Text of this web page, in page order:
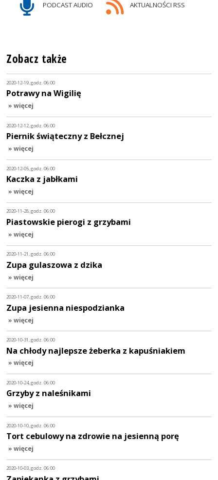
PODCAST AUDIO AKTUALNOŚCI RSS
Zobacz także
2020-12-19, godz. 06:00
Potrawy na Wigilię
» więcej
2020-12-12, godz. 06:00
Piernik świąteczny z Bełcznej
» więcej
2020-12-05, godz. 06:00
Kaczka z jabłkami
» więcej
2020-11-28, godz. 06:00
Piastowskie pierogi z grzybami
» więcej
2020-11-21, godz. 06:00
Zupa gulaszowa z dzika
» więcej
2020-11-07, godz. 06:00
Zupa jesienna niespodzianka
» więcej
2020-10-31, godz. 06:00
Na chłody najlepsze żeberka z kapuśniakiem
» więcej
2020-10-24, godz. 06:00
Grzyby z naleśnikami
» więcej
2020-10-10, godz. 06:00
Tort cebulowy na zdrowie na jesienną porę
» więcej
2020-10-03, godz. 06:00